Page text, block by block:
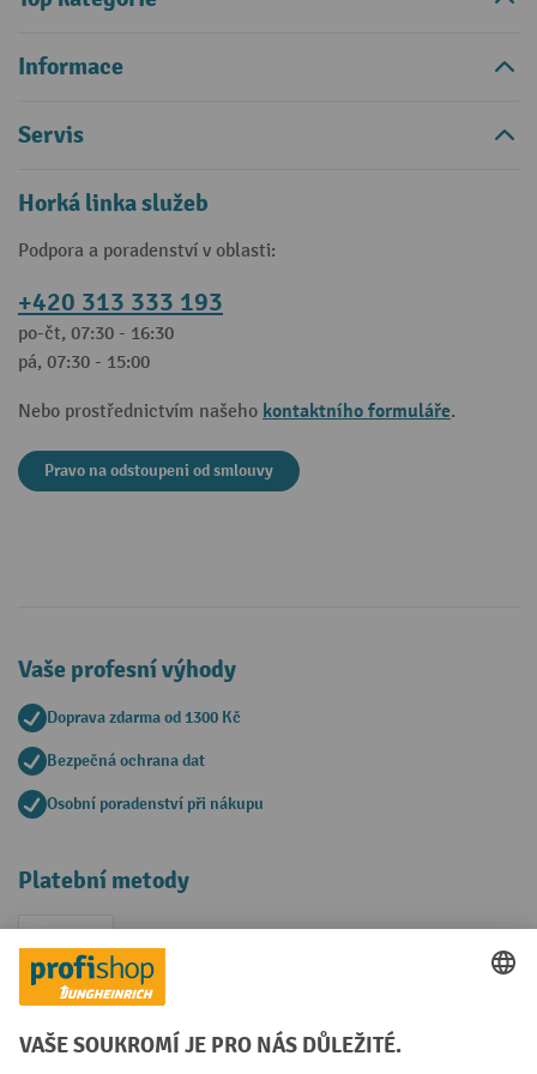
Informace
Servis
Horká linka služeb
Podpora a poradenství v oblasti:
+420 313 333 193
po-čt, 07:30 - 16:30
pá, 07:30 - 15:00
Nebo prostřednictvím našeho kontaktního formuláře.
Pravo na odstoupeni od smlouvy
Vaše profesní výhody
Doprava zdarma od 1300 Kč
Bezpečná ochrana dat
Osobní poradenství při nákupu
Platební metody
Faktura
Sociální sítě